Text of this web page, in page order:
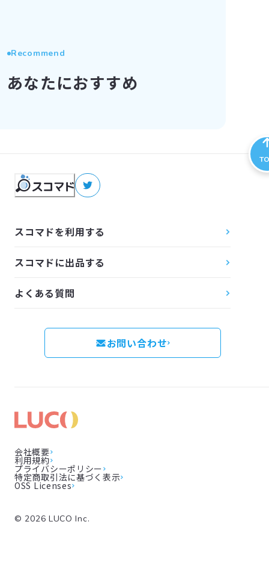
Recommend
あなたにおすすめ
スコマドを利用する
スコマドに出品する
よくある質問
お問い合わせ
会社概要
利用規約
プライバシーポリシー
特定商取引法に基づく表示
OSS Licenses
© 2026 LUCO Inc.